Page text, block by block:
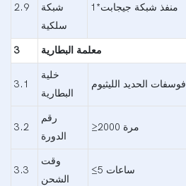
2.9
شبكة
سلكية
منفذ شبكة جيجابت*1
3 معلمة البطارية
3.1
خلية
البطارية
فوسفات الحديد الليثيوم
3.2
رقم
الدورة
≥2000 مرة
3.3
وقت
الشحن
≤5 ساعات